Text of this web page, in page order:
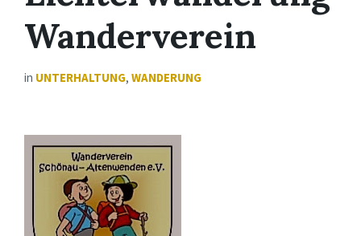
Wanderverein
in UNTERHALTUNG, WANDERUNG